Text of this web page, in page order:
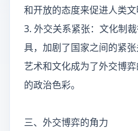
和开放的态度来促进人类文
3. 外交关系紧张：文化制
具，加剧了国家之间的紧张
艺术和文化成为了外交博
的政治色彩。
三、外交博弈的角力